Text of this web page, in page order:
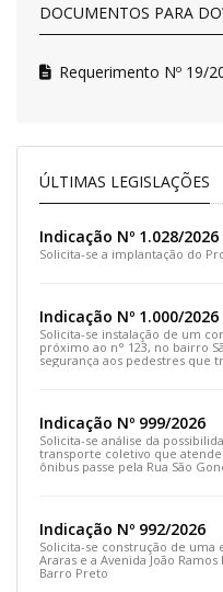
DOCUMENTOS PARA
Requerimento Nº 19/
ÚLTIMAS LEGISLAÇÕES
Indicação Nº 1.028/2026
Solicita-se a implantação do
Indicação Nº 1.000/2026
Solicita-se instalação de um
próximo ao n° 123, no bairro
segurança aos pedestres que
Indicação Nº 999/2026
Solicita-se análise da
transporte coletivo que
ônibus passe pela Rua São
Indicação Nº 992/2026
Solicita-se construção de uma
Araras e a Avenida João
Barro Preto